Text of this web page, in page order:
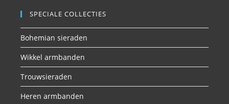
SPECIALE COLLECTIES
Bohemian sieraden
Wikkel armbanden
Trouwsieraden
Heren armbanden